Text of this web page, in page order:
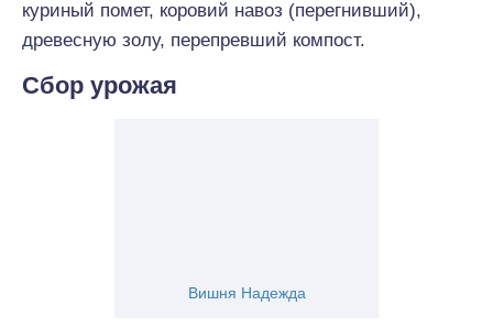
куриный помет, коровий навоз (перегнивший),
древесную золу, перепревший компост.
Сбор урожая
Вишня Надежда